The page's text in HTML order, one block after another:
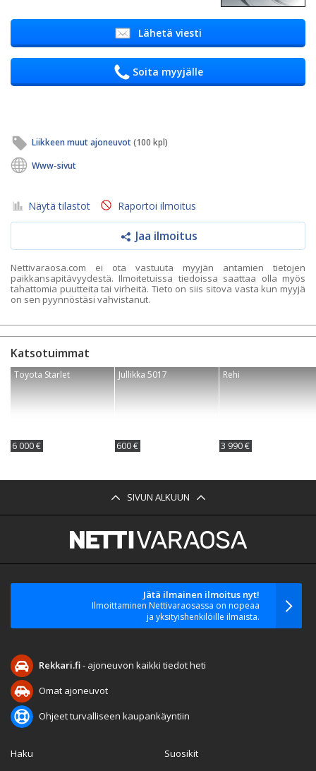
Lähetä viesti
Soita myyjälle
Liikkeen muut ajoneuvot(100 kpl)
Www-sivut
Näytä tilastot Raportoi ilmoitus
Jaa ilmoitus
Nettivaraosa.com ei ota vastuuta myyjän antamien tietojen
paikkansapitävyydestä. Ilmoitetuissa tiedoissa saattaa olla myös
tahattomia puutteita tai virheitä. Tieto on siis sitova vasta kun myyjä
on sen pyynnöstäsi vahvistanut.
Katsotuimmat
Toyota Starlet
6 000 €
Jullikka 5017
600 €
Rehi
3 990 €
SIVUN ALKUUN
Jätä ilmainen ilmoitus nyt!
Ilmoittaminen Nettivaraosassa on nopeaa
ja yksityishenkilöille ilmaista.
Rekkari.fi- ajoneuvon kaikki tiedot heti
Omat ajoneuvot
Ohjeet turvalliseen kaupankäyntiin
Haku
Suosikit